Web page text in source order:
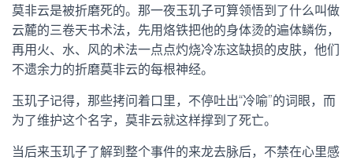
莫非云是被折磨死的。那一夜玉玑子可算领悟到了什么叫做
云麓的三卷天书术法，先用烙铁把他的身体烫的遍体鳞伤，
再用火、水、风的术法一点点灼烧冷冻这缺损的皮肤，他们
不遗余力的折磨莫非云的每根神经。
玉玑子记得，那些拷问着口里，不停吐出“冷喻”的词眼，而
为了维护这个名字，莫非云就这样撑到了死亡。
当后来玉玑子了解到整个事件的来龙去脉后，不禁在心里感